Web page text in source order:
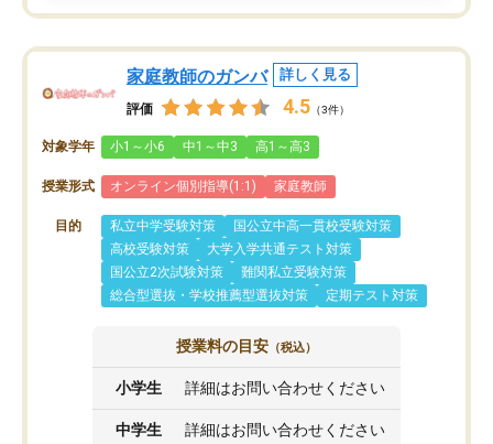
家庭教師のガンバ 詳しく見る
評価 4.5 （3件）
対象学年 小1～小6 中1～中3 高1～高3
授業形式 オンライン個別指導(1:1) 家庭教師
目的 私立中学受験対策
国公立中高一貫校受験対策
高校受験対策
大学入学共通テスト対策
国公立2次試験対策
難関私立受験対策
総合型選抜・学校推薦型選抜対策
定期テスト対策
授業料の目安 （税込）
小学生 詳細はお問い合わせください
中学生 詳細はお問い合わせください